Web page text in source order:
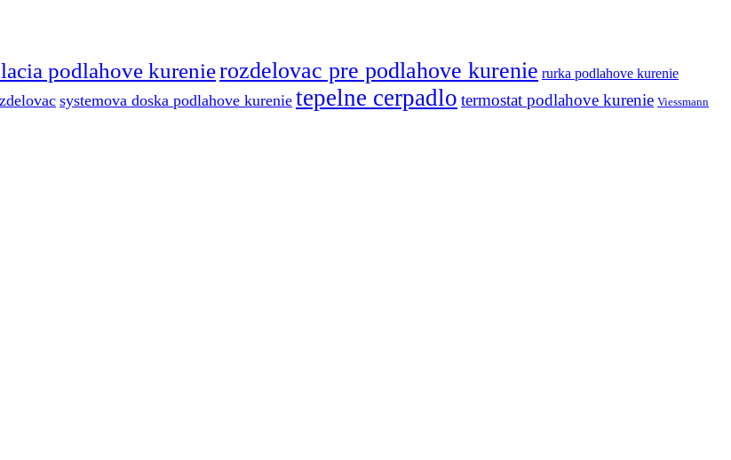
podlahove kurenierozdelovac pre podlahove kurenie rurka podlahove kurenie
systemova doska podlahove kurenie tepelne cerpadlo termostat podlahove kurenie Viessmann